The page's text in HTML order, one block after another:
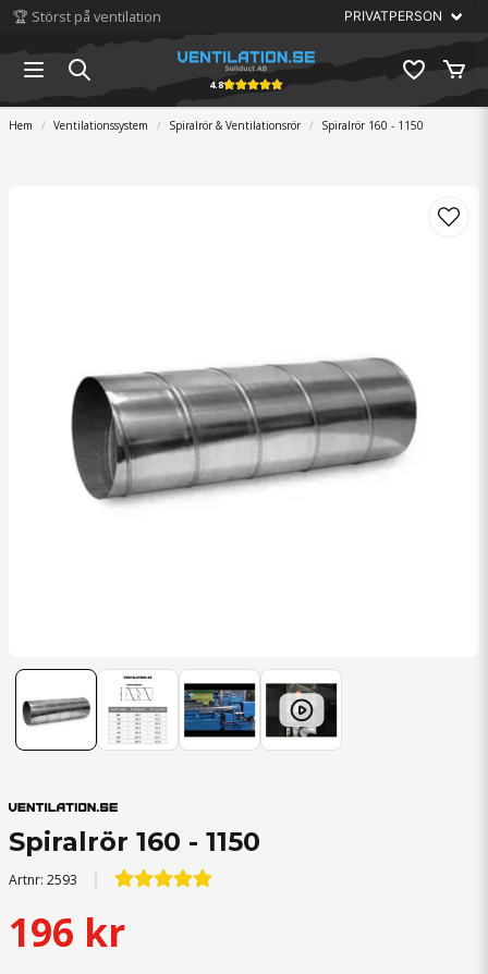
🏆 Störst på ventilation
4.8
Hem Ventilationssystem Spiralrör & Ventilationsrör Spiralrör 160 - 1150
Spiralrör 160 - 1150
Artnr: 2593
196 kr